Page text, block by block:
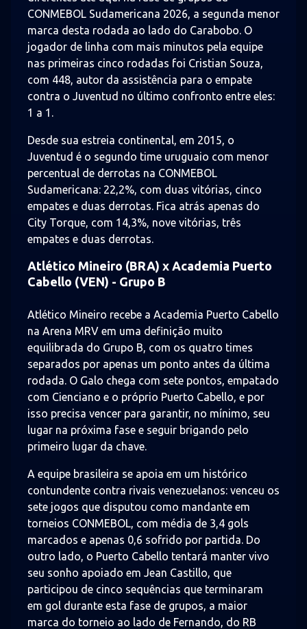
CONMEBOL Sudamericana 2026, a segunda menor
marca desta rodada ao lado do Carabobo. O
jogador de linha com mais minutos pela equipe
nas primeiras cinco rodadas foi Cristian Souza,
com 448, autor da assistência para o empate
contra o Juventud no último confronto entre eles:
1 a 1.
Desde sua estreia continental, em 2015, o
Juventud é o segundo time uruguaio com menor
percentual de derrotas na CONMEBOL
Sudamericana: 22,2%, com duas vitórias, cinco
empates e duas derrotas. Fica atrás apenas do
City Torque, com 14,3%, nove vitórias, três
empates e duas derrotas.
Atlético Mineiro (BRA) x Academia Puerto
Cabello (VEN) - Grupo B
Atlético Mineiro recebe a Academia Puerto Cabello
na Arena MRV em uma definição muito
equilibrada do Grupo B, com os quatro times
separados por apenas um ponto antes da última
rodada. O Galo chega com sete pontos, empatado
com Cienciano e o próprio Puerto Cabello, e por
isso precisa vencer para garantir, no mínimo, seu
lugar na próxima fase e seguir brigando pelo
primeiro lugar da chave.
A equipe brasileira se apoia em um histórico
contundente contra rivais venezuelanos: venceu os
sete jogos que disputou como mandante em
torneios CONMEBOL, com média de 3,4 gols
marcados e apenas 0,6 sofrido por partida. Do
outro lado, o Puerto Cabello tentará manter vivo
seu sonho apoiado em Jean Castillo, que
participou de cinco sequências que terminaram
em gol durante esta fase de grupos, a maior
marca do torneio ao lado de Fernando, do RB